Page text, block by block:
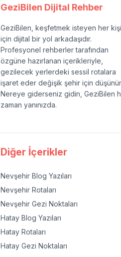
GeziBilen Dijital Rehber
GeziBilen, keşfetmek isteyen her kişi
için dijital bir yol arkadaşıdır.
Profesyonel rehberler tarafından
özgüne hazırlanan içerikleriyle,
gezilecek yerlerdeki sessil rotalara
işaret eder değişik şehir için
Nereye giderseniz gidin, GeziBilen
zaman yanınızda.
Diğer İçerikler
Nevşehir Blog Yazıları
Nevşehir Rotaları
Nevşehir Gezi Noktaları
Hatay Blog Yazıları
Hatay Rotaları
Hatay Gezi Noktaları